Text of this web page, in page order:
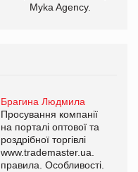
Myka Agency.
Брагина Людмила
Просування компанії
на порталі оптової та
роздрібної торгівлі
www.trademaster.ua.
правила. Особливості.